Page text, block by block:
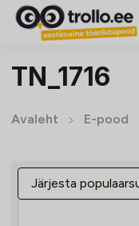
TN_1716
Avaleht E-pood